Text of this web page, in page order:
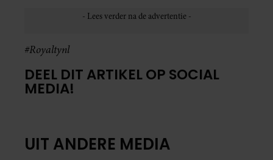
#Royaltynl
DEEL DIT ARTIKEL OP SOCIAL
MEDIA!
UIT ANDERE MEDIA